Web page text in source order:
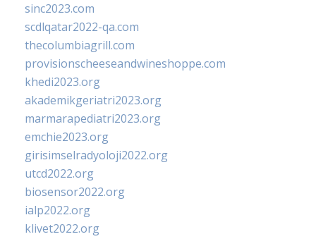
sinc2023.com
scdlqatar2022-qa.com
thecolumbiagrill.com
provisionscheeseandwineshoppe.com
khedi2023.org
akademikgeriatri2023.org
marmarapediatri2023.org
emchie2023.org
girisimselradyoloji2022.org
utcd2022.org
biosensor2022.org
ialp2022.org
klivet2022.org